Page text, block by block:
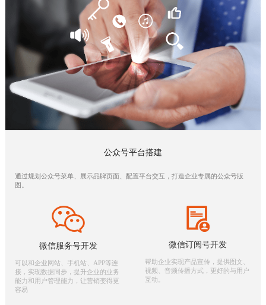
公众号平台搭建
通过规划公众号菜单、展示品牌页面、配置平台交互，打造企业专属的公众号版
图。
微信服务号开发
可以和企业网站、手机站、APP等连
接，实现数据同步，提升企业的业务
能力和用户管理能力，让营销变得更
容易
微信订阅号开发
帮助企业实现产品宣传，提供图文、
视频、音频传播方式，更好的与用户
互动。